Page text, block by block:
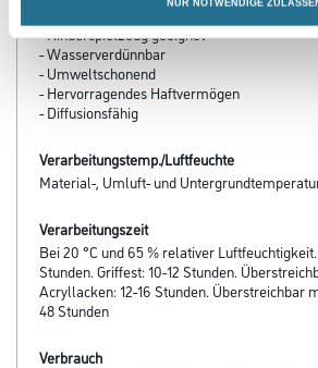
NUR NOTWENDIGE
- Kinderspielzeug geeignet
- Wasserverdünnbar
- Umweltschonend
- Hervorragendes Haftvermögen
- Diffusionsfähig
Verarbeitungstemp./Luftfeuchte
Material-, Umluft- und
Verarbeitungszeit
Bei 20 °C und 65 % relativer
Stunden. Griffest: 10-12 Stunden.
Acryllacken: 12-16 Stunden. Überstreichbar
48 Stunden
Verbrauch